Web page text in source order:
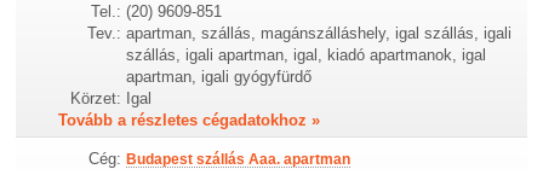
Tel.: (20) 9609-851
Tev.: apartman, szállás, magánszálláshely, igal szállás, igali
szállás, igali apartman, igal, kiadó apartmanok, igal
apartman, igali gyógyfürdő
Körzet: Igal
Tovább a részletes cégadatokhoz »
Cég: Budapest szállás Aaa. apartman